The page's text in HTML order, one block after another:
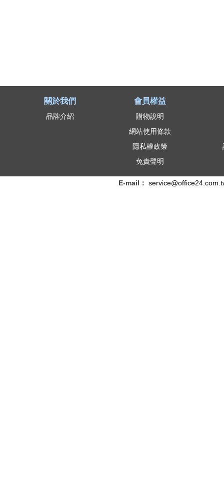
關於我們
品牌介紹
會員權益
購物說明
網站使用條款
隱私權政策
免責聲明
E-mail：